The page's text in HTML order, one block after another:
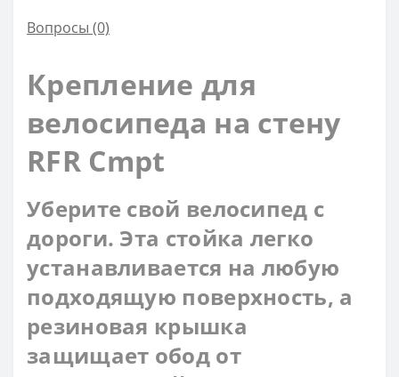
Вопросы (0)
Крепление для
велосипеда на стену
RFR Cmpt
Уберите свой велосипед с
дороги. Эта стойка легко
устанавливается на любую
подходящую поверхность, а
резиновая крышка
защищает обод от